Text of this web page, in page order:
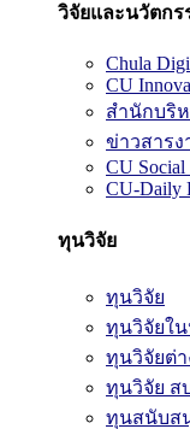
วิจัยและนวัตกร
Chula
CU
สำนักบริ
ข่าวสาร
CU
CU-Daily
ทุนวิจัย
ทุนวิจัย
ทุนวิจัยใน
ทุนวิจัยต่า
ทุนวิจัย ส
ทุนสนับส